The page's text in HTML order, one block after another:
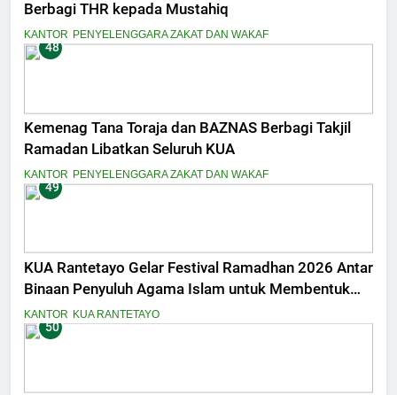
Berbagi THR kepada Mustahiq
KANTOR PENYELENGGARA ZAKAT DAN WAKAF
48
Kemenag Tana Toraja dan BAZNAS Berbagi Takjil
Ramadan Libatkan Seluruh KUA
KANTOR PENYELENGGARA ZAKAT DAN WAKAF
49
KUA Rantetayo Gelar Festival Ramadhan 2026 Antar
Binaan Penyuluh Agama Islam untuk Membentuk
Generasi Qurani
KANTOR KUA RANTETAYO
50